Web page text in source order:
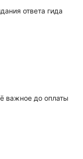
ответа гида
важное до оплаты